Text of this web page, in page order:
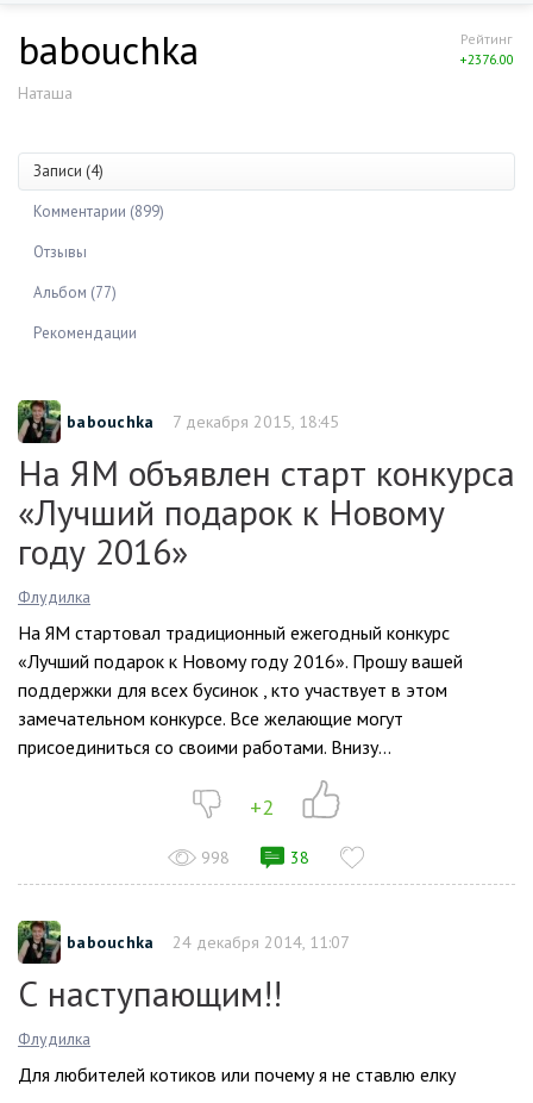
Рейтинг
+2376.00
babouchka
Наташа
Записи (4)
Комментарии (899)
Отзывы
Альбом (77)
Рекомендации
babouchka 7 декабря 2015, 18:45
На ЯМ объявлен старт конкурса
«Лучший подарок к Новому
году 2016»
Флудилка
На ЯМ стартовал традиционный ежегодный конкурс
«Лучший подарок к Новому году 2016». Прошу вашей
поддержки для всех бусинок , кто участвует в этом
замечательном конкурсе. Все желающие могут
присоединиться со своими работами. Внизу...
+2
998 38
babouchka 24 декабря 2014, 11:07
С наступающим!!
Флудилка
Для любителей котиков или почему я не ставлю елку